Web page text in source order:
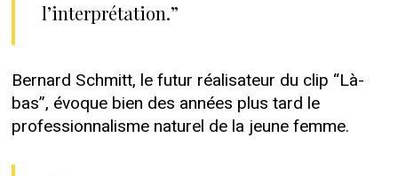
l’interprétation.”
Bernard Schmitt, le futur réalisateur du clip “Là-
bas”, évoque bien des années plus tard le
professionnalisme naturel de la jeune femme.